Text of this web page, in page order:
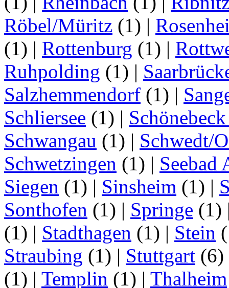
Röbel/Müritz (1) |
(1) | Rottenburg (1) |
Ruhpolding (1) |
Salzhemmendorf (1) |
Schliersee (1) |
Schwangau (1) | Schwedt/
Schwetzingen (1) | Seebad
Siegen (1) | Sinsheim (1) |
Sonthofen (1) | Springe (1)
(1) | Stadthagen (1) | Stein
Straubing (1) | Stuttgart (6)
(1) | Templin (1) | Thalheim